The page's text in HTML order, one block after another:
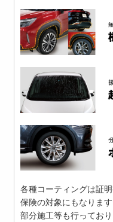
各種コーティングは証明
保険の対象にもなります
部分施工等も行ってお